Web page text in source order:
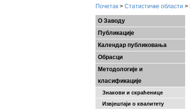
Почетак > Статистичке области >
О Заводу
Публикације
Календар публиковања
Обрасци
Методологије и
класификације
Знакови и скраћенице
Извјештаји о квалитету